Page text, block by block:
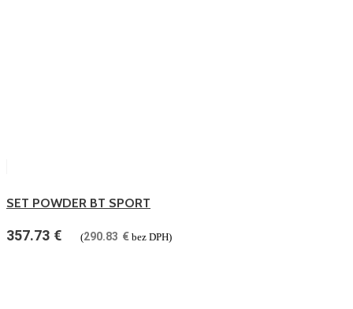
SET POWDER BT SPORT
357.73 € (290.83 € bez DPH)